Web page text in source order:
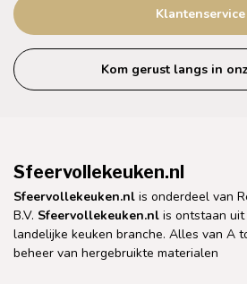
Klantenservice
Kom gerust langs in
Sfeervollekeuken.nl
Sfeervollekeuken.nl is onderdeel van
B.V. Sfeervollekeuken.nl is ontstaan
landelijke keuken branche. Alles van A
beheer van hergebruikte materialen